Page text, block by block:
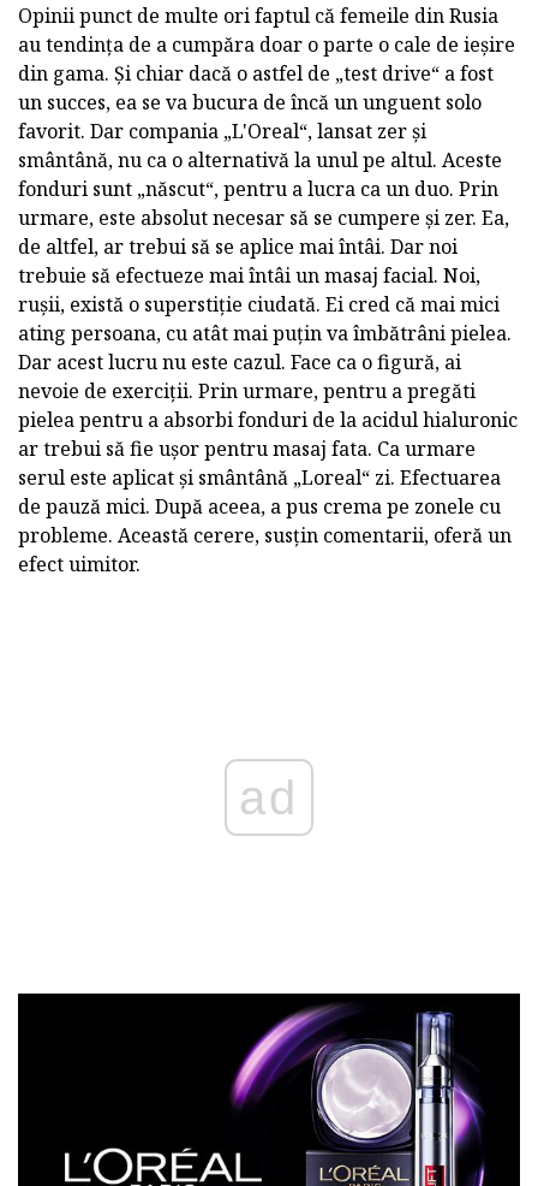
Opinii punct de multe ori faptul că femeile din Rusia
au tendința de a cumpăra doar o parte o cale de ieșire
din gama. Și chiar dacă o astfel de „test drive“ a fost
un succes, ea se va bucura de încă un unguent solo
favorit. Dar compania „L'Oreal“, lansat zer și
smântână, nu ca o alternativă la unul pe altul. Aceste
fonduri sunt „născut“, pentru a lucra ca un duo. Prin
urmare, este absolut necesar să se cumpere și zer. Ea,
de altfel, ar trebui să se aplice mai întâi. Dar noi
trebuie să efectueze mai întâi un masaj facial. Noi,
rușii, există o superstiție ciudată. Ei cred că mai mici
ating persoana, cu atât mai puțin va îmbătrâni pielea.
Dar acest lucru nu este cazul. Face ca o figură, ai
nevoie de exerciții. Prin urmare, pentru a pregăti
pielea pentru a absorbi fonduri de la acidul hialuronic
ar trebui să fie ușor pentru masaj fata. Ca urmare
serul este aplicat și smântână „Loreal“ zi. Efectuarea
de pauză mici. După aceea, a pus crema pe zonele cu
probleme. Această cerere, susțin comentarii, oferă un
efect uimitor.
ad